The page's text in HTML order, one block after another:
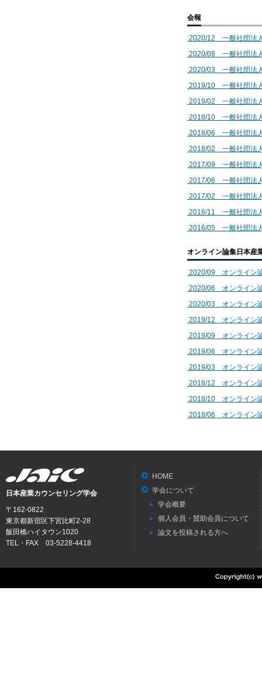
会報
2020/12 一般社団法
2020/08 一般社団法
2020/03 一般社団法
2019/10 一般社団法
2019/02 一般社団法
2018/10 一般社団法
2018/06 一般社団法
2018/02 一般社団法
2017/09 一般社団法
2017/06 一般社団法
2017/02 一般社団法
2016/11 一般社団法
2016/05 一般社団法
オンライン論集日本産
2020/09 オンライン
2020/06 オンライン
2020/03 オンライン
2019/12 オンライン
2019/09 オンライン
2019/06 オンライン
2019/03 オンライン
2018/12 オンライン
2018/10 オンライン
2018/06 オンライン
日本産業カウンセリング学会
〒162-0822
東京都新宿区下宮比町2-28
飯田橋ハイタウン1020
TEL・FAX 03-5228-4418
HOME
学会について
学会概要
個人会員・賛助会員について
論文を投稿される方へ